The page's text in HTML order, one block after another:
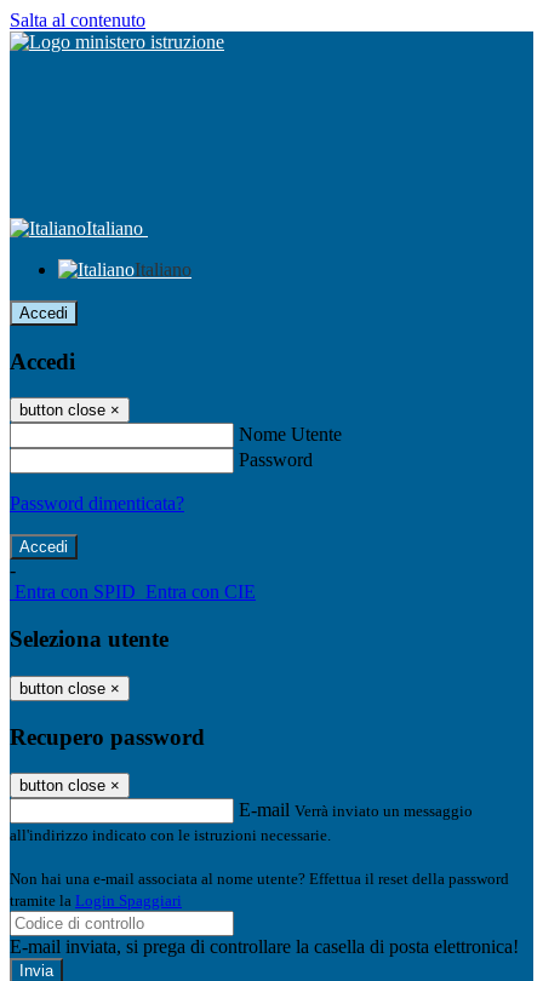
Salta al contenuto
Italiano
Italiano
Accedi
Accedi
button close ×
Nome Utente
Password
Password dimenticata?
-
Entra con SPID Entra con CIE
Seleziona utente
button close ×
Recupero password
button close ×
E-mail Verrà inviato un messaggio
all'indirizzo indicato con le istruzioni necessarie.
Non hai una e-mail associata al nome utente? Effettua il reset della password
tramite la Login Spaggiari
E-mail inviata, si prega di controllare la casella di posta elettronica!